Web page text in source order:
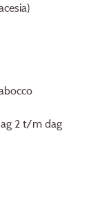
2 t/m dag